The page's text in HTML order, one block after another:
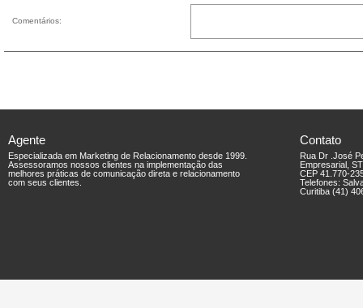
Comentários:
Agente
Especializada em Marketing de Relacionamento desde 1999.
Assessoramos nossos clientes na implementação das
melhores práticas de comunicação direta e relacionamento
com seus clientes.
Contato
Rua Dr .José
Empresarial,
CEP 41.770-
Telefones:
Curitiba (41)